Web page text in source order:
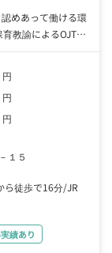
めあって働ける環
教諭によるOJTを
④2024年度は年2回
す。 ⑤特別支援
も併設し、就学
円
円
円
１５
ら徒歩で16分 JR
績あり